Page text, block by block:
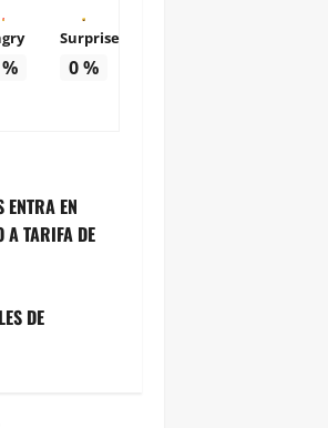
%
Surprise
0%
ENTRA EN
A TARIFA DE
DE